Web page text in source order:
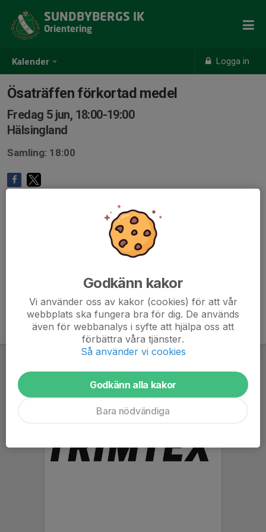
Kalender Logga in
SUNDBYBERGS IK
Orientering
Ösaträffen förkortad medel
Fredag 5 jun, 18:00-19:00
Hälsingland
Samling: 18:00
Godkänn kakor
Vi använder oss av kakor (cookies) för att vår
webbplats ska fungera bra för dig. De används
även för webbanalys i syfte att hjälpa oss att
förbättra våra tjänster.
Så använder vi cookies
Godkänn alla kakor
Bara nödvändiga